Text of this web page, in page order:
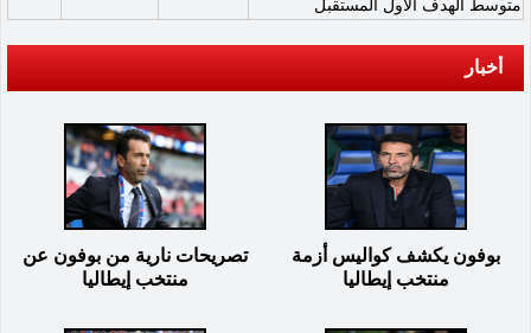
متوسط الهدف الأول المستقبل
أخبار
بوفون يكشف كواليس أزمة
منتخب إيطاليا
تصريحات نارية من بوفون عن
منتخب إيطاليا